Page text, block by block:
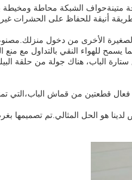
الشبكة محاطة ومخيطة
أنيقة للحفاظ على الحشرات غير
الصغيرة الأخرى من دخول
للهواء النقي بالتداول مع منع
الباب، هناك جولة من حلقة
فعال قطعتين من قماش الباب،التي
هو الحل المثالي.تم